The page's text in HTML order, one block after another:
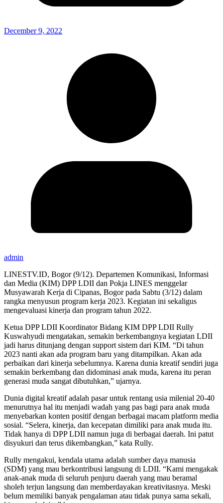
December 9, 2022
admin
LINESTV.ID, Bogor (9/12). Departemen Komunikasi, Informasi
dan Media (KIM) DPP LDII dan Pokja LINES menggelar
Musyawarah Kerja di Cipanas, Bogor pada Sabtu (3/12) dalam
rangka menyusun program kerja 2023. Kegiatan ini sekaligus
mengevaluasi kinerja dan program tahun 2022.
Ketua DPP LDII Koordinator Bidang KIM DPP LDII Rully
Kuswahyudi mengatakan, semakin berkembangnya kegiatan LDII
jadi harus ditunjang dengan support sistem dari KIM. “Di tahun
2023 nanti akan ada program baru yang ditampilkan. Akan ada
perbaikan dari kinerja sebelumnya. Karena dunia kreatif sendiri juga
semakin berkembang dan didominasi anak muda, karena itu peran
generasi muda sangat dibutuhkan,” ujarnya.
Dunia digital kreatif adalah pasar untuk rentang usia milenial 20-40
menurutnya hal itu menjadi wadah yang pas bagi para anak muda
menyebarkan konten positif dengan berbagai macam platform media
sosial. “Selera, kinerja, dan kecepatan dimiliki para anak muda itu.
Tidak hanya di DPP LDII namun juga di berbagai daerah. Ini patut
disyukuri dan terus dikembangkan,” kata Rully.
Rully mengakui, kendala utama adalah sumber daya manusia
(SDM) yang mau berkontribusi langsung di LDII. “Kami mengakak
anak-anak muda di seluruh penjuru daerah yang mau beramal
sholeh terjun langsung dan memberdayakan kreativitasnya. Meski
belum memiliki banyak pengalaman atau tidak punya sama sekali,